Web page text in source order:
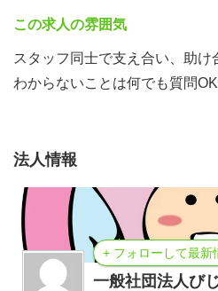
この求人の雰囲気
スタッフ同士で支え合い、助け
わからないことは何でも質問OK
法人情報
+ フォローして最新
一般社団法人び